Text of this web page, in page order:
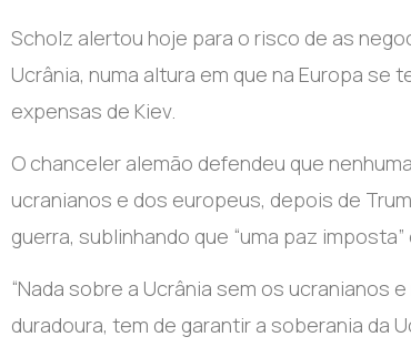
Scholz alertou hoje para o risco de as
Ucrânia, numa altura em que na Europa
expensas de Kiev.
O chanceler alemão defendeu que
ucranianos e dos europeus, depois de
guerra, sublinhando que “uma paz
“Nada sobre a Ucrânia sem os ucranianos
duradoura, tem de garantir a soberania da